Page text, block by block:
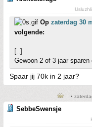
Op zaterdag 30
volgende:
[..]
Gewoon 2 of 3 jaar
Spaar jij 70k in 2 jaar?
•
SebbeSwensje